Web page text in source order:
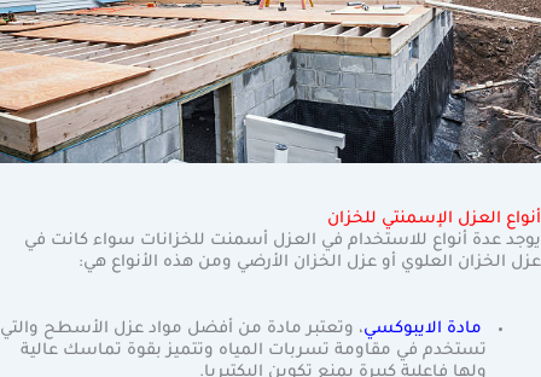
أنواع العزل الإسمنتي للخزان
يوجد عدة أنواع للاستخدام في العزل أسمنت للخزانات سواء كانت في
عزل الخزان العلوي أو عزل الخزان الأرضي ومن هذه الأنواع هي:
مادة الايبوكسي، وتعتبر مادة من أفضل مواد عزل الأسطح والتي
تستخدم في مقاومة تسربات المياه وتتميز بقوة تماسك عالية
ولها فاعلية كبيرة بمنع تكوين البكتيريا.